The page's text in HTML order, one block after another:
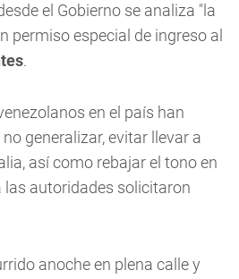
el Gobierno se analiza "la
permiso especial de ingreso al
.
en el país han
generalizar, evitar llevar a
así como rebajar el tono en
las autoridades solicitaron
anoche en plena calle y